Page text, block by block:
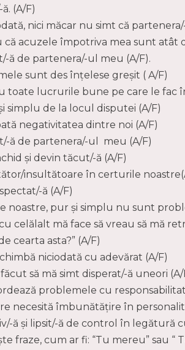
(A/F)
nici măcar nu simt că
acuzele împotriva mea sunt atât
ă de partenera/-ul meu (A/F).
sunt des înțelese greșit ( A/F)
toate lucrurile bune pe care le fac
simplu de la locul disputei (A/F)
negativitatea dintre noi (A/F)
ă de partenera/-ul meu (A/F)
și devin tăcut/-ă (A/F)
insultătoare în certurile
ă (A/F)
pur și simplu nu sunt
celălalt mă face să vreau să mă
cearta asta?” (A/F)
niciodată cu adevărat (A/F)
să mă simt disperat/-ă uneori (A/
problemele cu
necesită îmbunătățire în
ă și lipsit/-ă de control în legătură
fraze, cum ar fi: “Tu mereu” sau “